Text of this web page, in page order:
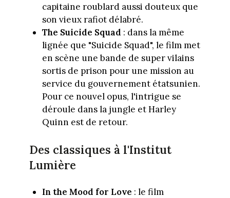
capitaine roublard aussi douteux que
son vieux rafiot délabré.
The Suicide Squad : dans la même
lignée que "Suicide Squad", le film met
en scène une bande de super vilains
sortis de prison pour une mission au
service du gouvernement étatsunien.
Pour ce nouvel opus, l'intrigue se
déroule dans la jungle et Harley
Quinn est de retour.
Des classiques à l'Institut
Lumière
In the Mood for Love : le film